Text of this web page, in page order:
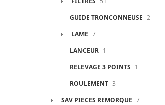
GUIDE TRONCONNEUSE 2
LAME 7
LANCEUR 1
RELEVAGE 3 POINTS 1
ROULEMENT 3
SAV PIECES REMORQUE 7